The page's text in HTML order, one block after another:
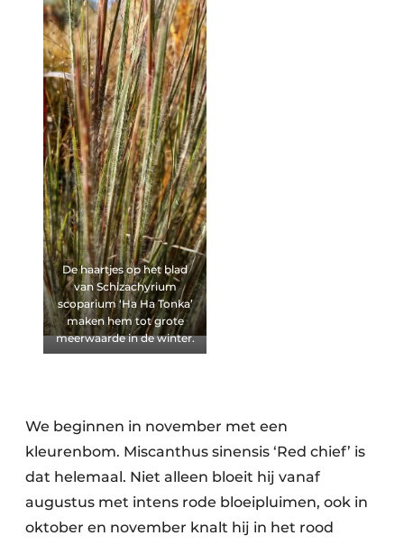
De haartjes op het blad
van Schizachyrium
scoparium ‘Ha Ha Tonka’
maken hem tot grote
meerwaarde in de winter.
We beginnen in november met een
kleurenbom. Miscanthus sinensis ‘Red chief’ is
dat helemaal. Niet alleen bloeit hij vanaf
augustus met intens rode bloeipluimen, ook in
oktober en november knalt hij in het rood